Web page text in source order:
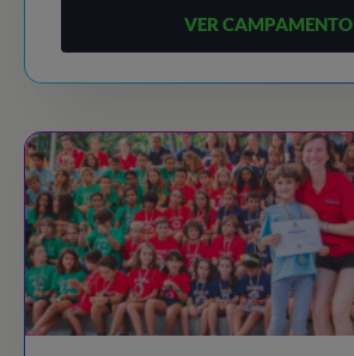
VER CAMPAMENTO